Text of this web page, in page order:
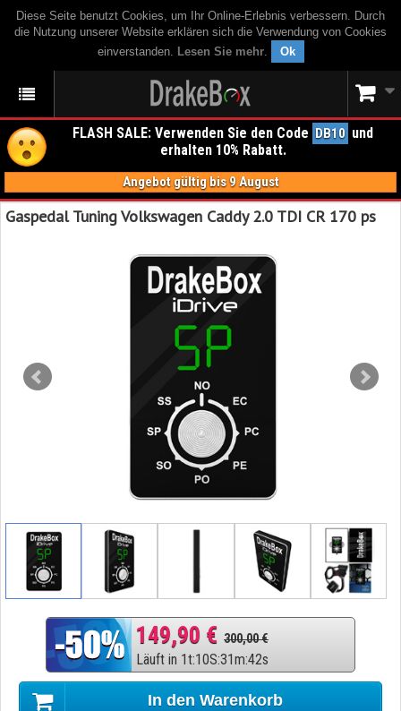
Diese Seite benutzt Cookies, um Ihr Online-Erlebnis verbessern. Durch
die Nutzung unserer Website erklären sich die Verwendung von Cookies
einverstanden. Lesen Sie mehr. Ok
FLASH SALE: Verwenden Sie den Code DB10 und
erhalten 10% Rabatt.
Angebot gültig bis 9 August
Gaspedal Tuning Volkswagen Caddy 2.0 TDI CR 170 ps
149,90 € 300,00 €
Läuft in 1t:10S:31m:41s
In den Warenkorb